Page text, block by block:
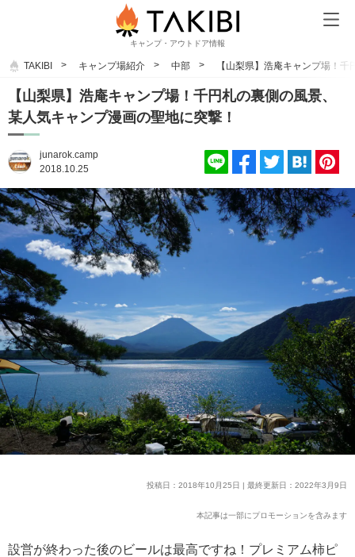
キャンプ・アウトドア情報
TAKIBI キャンプ場紹介 中部 【山梨県】浩庵キャンプ場！
【山梨県】浩庵キャンプ場！千円札の裏側の風景、
某人気キャンプ漫画の聖地に突撃！
junarok.camp
2018.10.25
投稿日：2018年10月25日 | 最終更新日：2022年3月9日
本記事は一部にプロモーションを含みます
設営が終わった後のビールは最高ですね！プレミアム柿ピ